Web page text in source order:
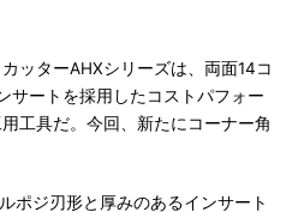
ッターAHXシリーズは、両面14コ
サートを採用したコストパフォー
工具だ。今回、新たにコーナー角
ポジ刃形と厚みのあるインサート